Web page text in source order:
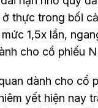
thực trong bối
1,5x lần,
cho cổ phiếu
dành cho cổ
yết hiện nay